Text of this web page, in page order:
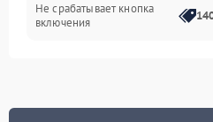
Не срабатывает кнопка
включения
Постоянные сбои в работе